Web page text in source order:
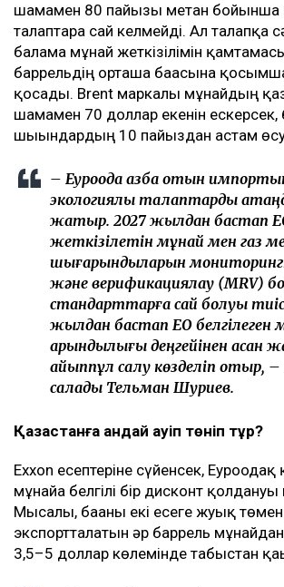
шамамен 80 пайызы метан бойынша
талаптарға сай келмейді. Ал талапқа
балама мұнай жеткізілімін
баррельдің орташа бағасына
қосады. Brent маркалы мұнайдың
шамамен 70 доллар екенін ескерсек,
шығындардың 10 пайыздан астам
– Еуроодақ қазба отын
экологиялық талаптарды
жатыр. 2027 жылдан бастап
жеткізілетін мұнай мен газ
шығарындыларын
және верификациялау (MRV)
стандарттарға сай болуы
жылдан бастап ЕО белгілеген
қарқындылығы деңгейінен асқан
айыппұл салу көзделіп отыр, –
салады Тельман Шуриев.
Қазақстанға қандай қауіп төніп тұр?
Exxon есептеріне сүйенсек,
мұнайға белгілі бір дисконт
Мысалы, бағаны екі есеге жуық
экспортталатын әр баррель
3,5–5 доллар көлемінде табыстан